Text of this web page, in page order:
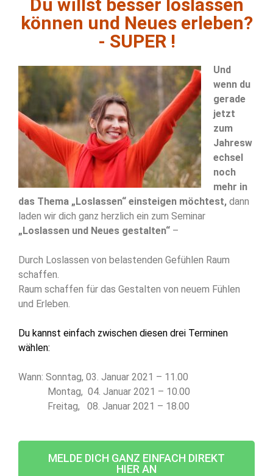
Du willst besser loslassen
können und Neues erleben?
- SUPER !
Und
wenn du
gerade
jetzt
zum
Jahresw
echsel
noch
mehr in
das Thema „Loslassen“ einsteigen möchtest, dann
laden wir dich ganz herzlich ein zum Seminar
„Loslassen und Neues gestalten“ –
Durch Loslassen von belastenden Gefühlen Raum
schaffen.
Raum schaffen für das Gestalten von neuem Fühlen
und Erleben.
Du kannst einfach zwischen diesen drei Terminen
wählen:
Wann: Sonntag, 03. Januar 2021 – 11.00
Montag, 04. Januar 2021 – 10.00
Freitag, 08. Januar 2021 – 18.00
MELDE DICH GANZ EINFACH DIREKT
HIER AN